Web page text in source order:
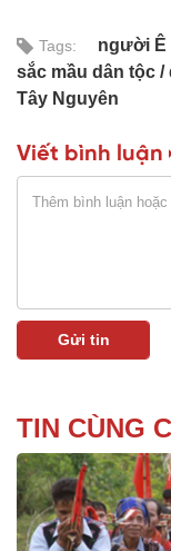
Tags: người Ê
sắc mầu dân tộc
Tây Nguyên
Viết bình luận
TIN CÙNG